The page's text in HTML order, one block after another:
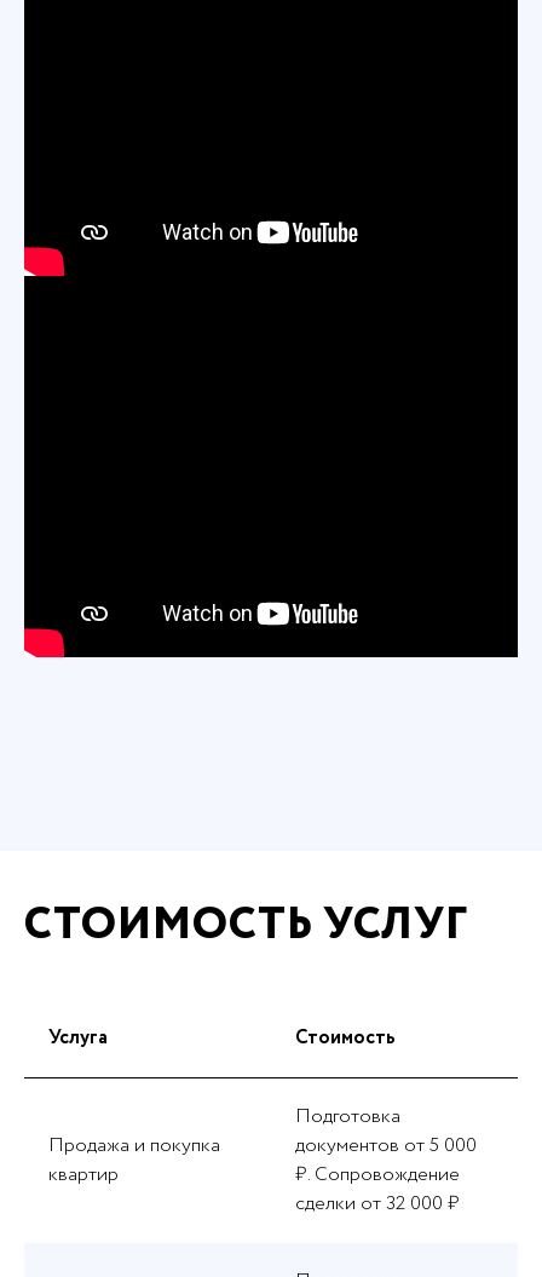
СТОИМОСТЬ УСЛУГ
Услуга Стоимость
Продажа и покупка
квартир
Подготовка
документов от 5 000
₽. Сопровождение
сделки от 32 000 ₽